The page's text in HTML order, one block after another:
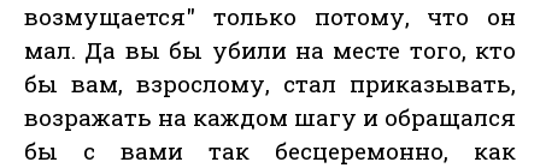
возмущается" только потому, что он
мал. Да вы бы убили на месте того, кто
бы вам, взрослому, стал приказывать,
возражать на каждом шагу и обращался
бы с вами так бесцеремонно, как